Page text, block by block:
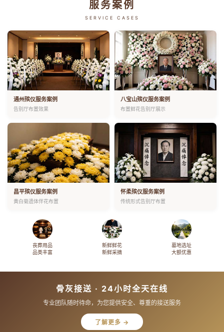
服务案例
SERVICE CASES
通州殡仪服务案例
告别厅布置效果
八宝山殡仪服务案例
布置鲜花告别厅展示
昌平殡仪服务案例
黄白菊遗体伴花布置
怀柔殡仪服务案例
传统形式告别厅布置
丧葬用品
品类丰富
新鲜鲜花
新鲜采摘
墓地选址
大额优惠
骨灰接送 · 24小时全天在线
专业团队随时待命，为您提供安全、尊重的接送服务
了解更多 →